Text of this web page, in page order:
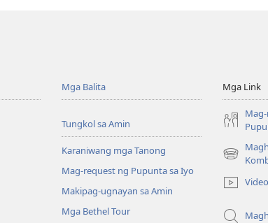
Mga Balita
Tungkol sa Amin
Karaniwang mga Tanong
Mag-request ng Pupunta sa Iyo
Makipag-ugnayan sa Amin
Mga Bethel Tour
Mga Link
(may
na
window)
Video